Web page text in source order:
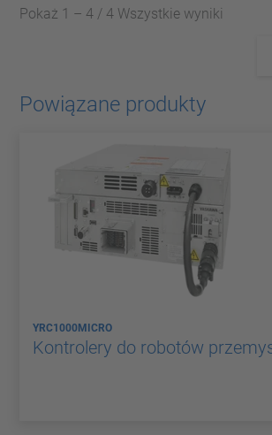
Pokaż 1 – 4 / 4 Wszystkie wyniki
Powiązane produkty
YRC1000MICRO
Kontrolery do robotów